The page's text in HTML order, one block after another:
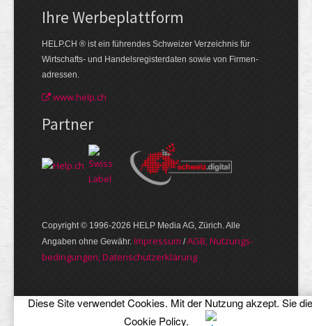
Ihre Werbe­plattform
HELP.CH ® ist ein führendes Schweizer Verzeichnis für
Wirtschafts- und Handelsregisterdaten sowie von Firmen­
adressen.
www.help.ch
Partner
Copyright © 1996-2026 HELP Media AG, Zürich. Alle
Angaben ohne Gewähr. Im­pres­sum /AGB, Nut­zungs­
bedin­gungen, Daten­schutz­er­klärung
Diese Site verwendet Cookies. Mit der Nutzung akzept. Sie die
Cookie Policy.